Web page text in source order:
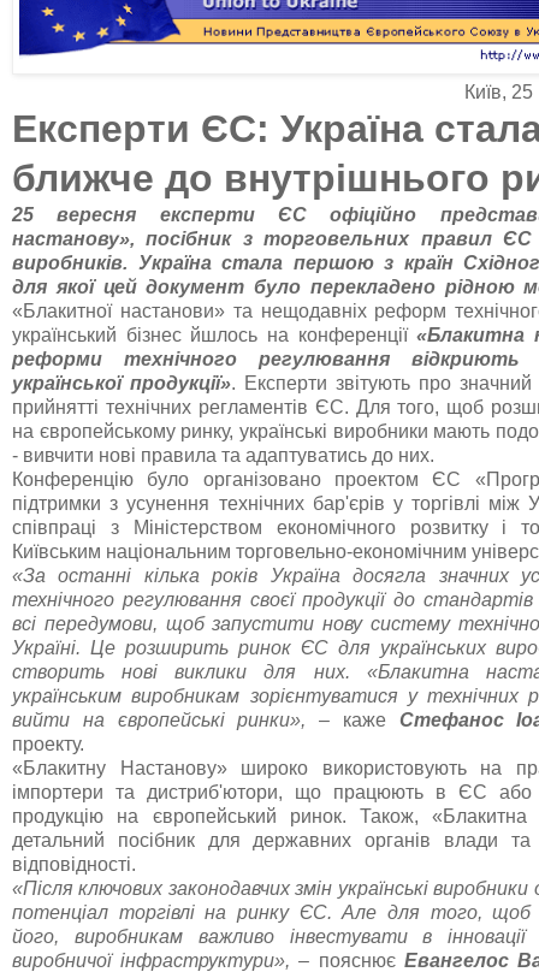
Київ,
Експерти ЄС: Україна
ближче до внутрішнього
25 вересня експерти ЄС офіційно
настанову», посібник з торговельних правил ЄС
виробників. Україна стала першою з країн
для якої цей документ було перекладено рідною
«Блакитної настанови» та нещодавніх реформ
український бізнес йшлось на конференції«Блакитна
реформи технічного регулювання
української продукції». Експерти звітують про значний
прийнятті технічних регламентів ЄС. Для того, щоб
на європейському ринку, українські виробники мають
- вивчити нові правила та адаптуватись до них.
Конференцію було організовано проектом ЄС
підтримки з усунення технічних бар'єрів у торгівлі
співпраці з Міністерством економічного розвитку і
Київським національним торговельно-економічним
«За останні кілька років Україна досягла значних
технічного регулювання своєї продукції до
всі передумови, щоб запустити нову систему
Україні. Це розширить ринок ЄС для українських
створить нові виклики для них. «Блакитна
українським виробникам зорієнтуватися у
вийти на європейські ринки», – каже Стефанос
проекту.
«Блакитну Настанову» широко використовують на
імпортери та дистриб'ютори, що працюють в ЄС або
продукцію на європейський ринок. Також,
детальний посібник для державних органів влади та
відповідності.
«Після ключових законодавчих змін українські
потенціал торгівлі на ринку ЄС. Але для того, щоб
його, виробникам важливо інвестувати в інновації
виробничої інфраструктури», – пояснює Евангелос